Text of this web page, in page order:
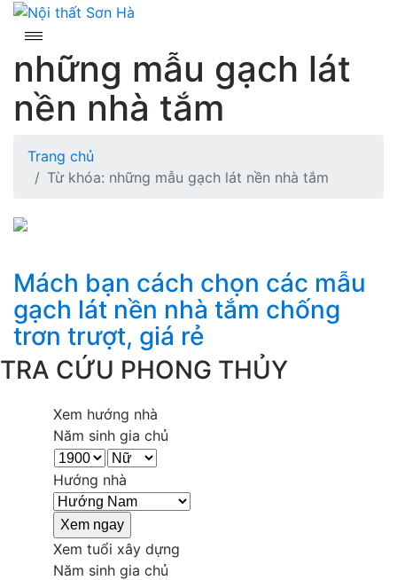
Skip
content
những mẫu gạch lát
nền nhà tắm
Trang chủ
Từ khóa: những mẫu gạch lát nền nhà tắm
Mách bạn cách chọn các mẫu
gạch lát nền nhà tắm chống
trơn trượt, giá rẻ
TRA CỨU PHONG THỦY
Xem hướng nhà
Năm sinh gia chủ
Hướng nhà
Xem tuổi xây dựng
Năm sinh gia chủ